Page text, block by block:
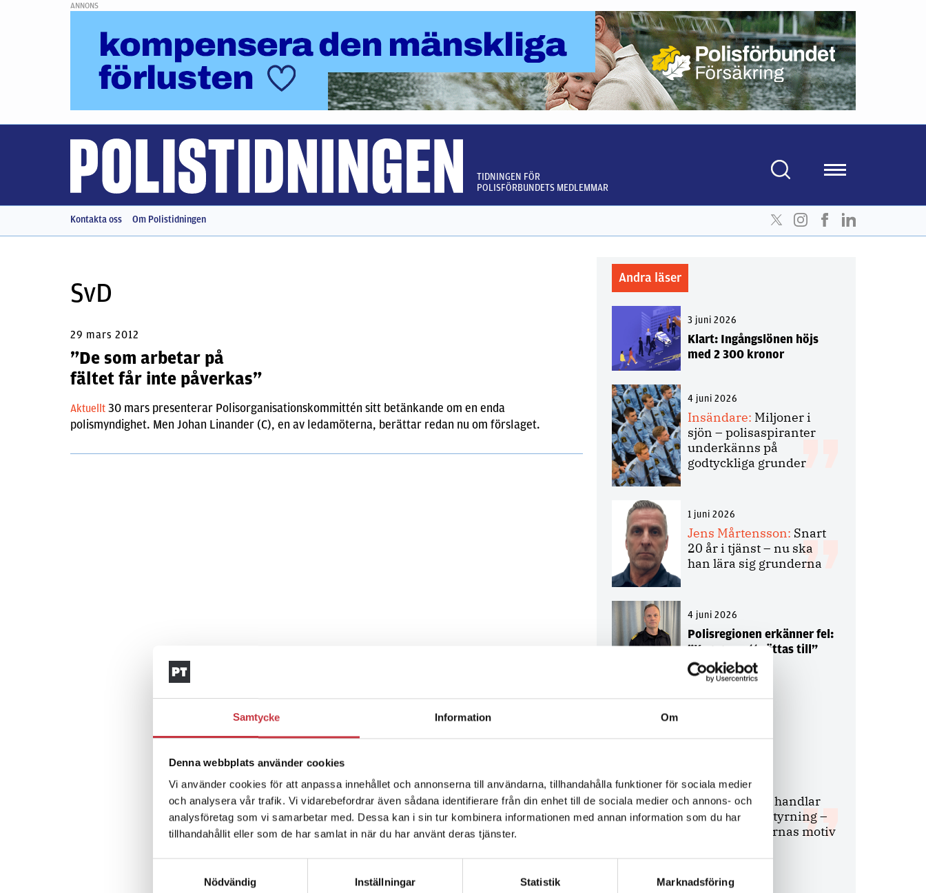
Samtycke Information Om
Denna webbplats använder cookies
Vi använder cookies för att anpassa innehållet och annonserna till användarna, tillhandahålla funktioner för sociala medier
och analysera vår trafik. Vi vidarebefordrar även sådana identifierare från din enhet till de sociala medier och annons- och
analysföretag som vi samarbetar med. Dessa kan i sin tur kombinera informationen med annan information som du har
tillhandahållit eller som de har samlat in när du har använt deras tjänster.
Nödvändig
Inställningar Statistik Marknadsföring
ANNONS
TIDNINGEN FÖR
POLISFÖRBUNDETS MEDLEMMAR
Kontakta oss Om Polistidningen
SvD
29 mars 2012
”De som arbetar på
fältet får inte påverkas”
Aktuellt 30 mars presenterar Polisorganisationskommittén sitt betänkande om en enda
polismyndighet. Men Johan Linander (C), en av ledamöterna, berättar redan nu om förslaget.
Andra läser
3 juni 2026
Klart: Ingångslönen höjs
med 2 300 kronor
4 juni 2026
Insändare: Miljoner i
sjön – polisaspiranter
underkänns på
godtyckliga grunder
1 juni 2026
Jens Mårtensson: Snart
20 år i tjänst – nu ska
han lära sig grunderna
4 juni 2026
Polisregionen erkänner fel:
”Kommer att rättas till”
Debatt
9 juli 2026
Slutreplik:Det handlar
om kunskapsstyrning –
inte om forskarnas motiv
8 juli 2026